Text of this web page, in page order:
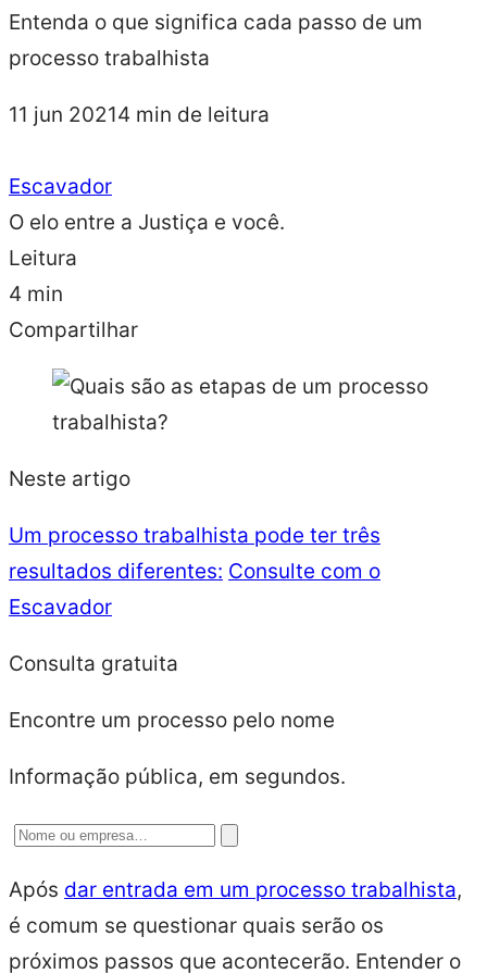
Entenda o que significa cada passo de um
processo trabalhista
11 jun 20214 min de leitura
Escavador
O elo entre a Justiça e você.
Leitura
4 min
Compartilhar
Neste artigo
Um processo trabalhista pode ter três
resultados diferentes: Consulte com o
Escavador
Consulta gratuita
Encontre um processo pelo nome
Informação pública, em segundos.
Após dar entrada em um processo trabalhista,
é comum se questionar quais serão os
próximos passos que acontecerão. Entender o